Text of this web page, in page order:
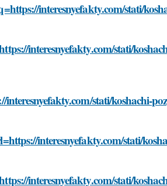
interesnyefakty.com/stati/
interesnyefakty.com/stati/
stati/koshachi-
interesnyefakty.com/stati/
interesnyefakty.com/stati/